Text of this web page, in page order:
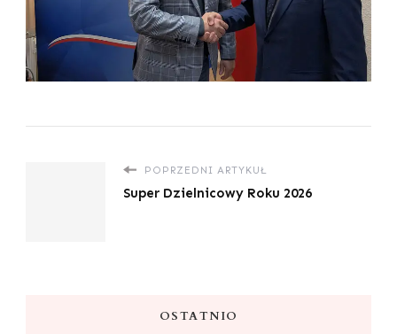
POPRZEDNI ARTYKUŁ
Super Dzielnicowy Roku 2026
OSTATNIO